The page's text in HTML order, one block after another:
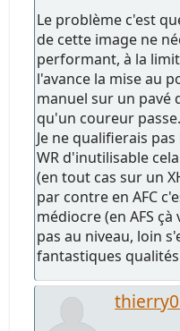
Hier, à 1,2.
Et pour certains,
Chapeau les mecs
Superbe image
A poster sur DPR
du 56 mm 1,2 WR